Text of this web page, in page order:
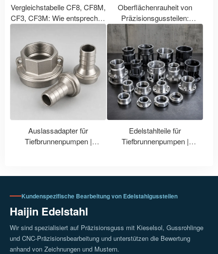
Vergleichstabelle CF8, CF8M,
CF3, CF3M: Wie entsprechen
Bezeichnungen 304, 316,
304L und 316L?
Oberflächenrauheit von
Präzisionsgussteilen:
Vergleich von Ra, Ry, Rz bei
CNC-Bearbeitung mit
Polierbehandlung
Auslassadapter für
Tiefbrunnenpumpen |
Edelstahlteile für
Tiefbrunnenpumpen |
Kundenspezifische Bearbeitung von Edelstahlgussteilen
Haijin Edelstahl
Wir sind spezialisiert auf Präzisionsguss mit Kieselsol, Gussrohlinge
und CNC-Präzisionsbearbeitung und unterstützen die Bewertung
anhand von Zeichnungen und Mustern.